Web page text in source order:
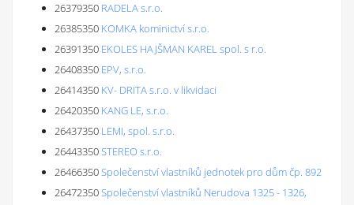
26379350 RADELA s.r.o.
26385350 KOMKA kominictví s.r.o.
26391350 EKOLES HAJŠMAN KAREL spol. s r.o.
26408350 EPV, s.r.o.
26414350 KV- DRITA s.r.o. v likvidaci
26420350 KANG LE, s.r.o.
26437350 LEMI, spol. s.r.o.
26443350STEREO s.r.o.
26466350Společenství vlastníků jednotek pro dům čp. 892
26472350Společenství vlastníků Nerudova 1325 - 1326,